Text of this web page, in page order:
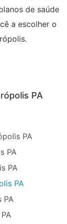
de saúde
a escolher o
PA
PA
PA
PA
PA
PA